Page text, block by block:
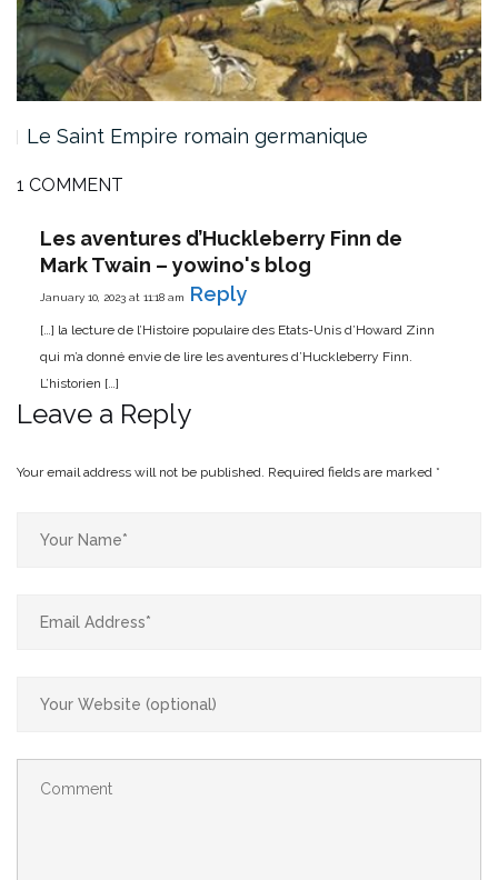
Le Saint Empire romain germanique
1 COMMENT
Les aventures d’Huckleberry Finn de
Mark Twain – yowino's blog
January 10, 2023 at 11:18 am Reply
[…] la lecture de l’Histoire populaire des Etats-Unis d’Howard Zinn
qui m’a donné envie de lire les aventures d’Huckleberry Finn.
L’historien […]
Leave a Reply
Your email address will not be published. Required fields are marked *